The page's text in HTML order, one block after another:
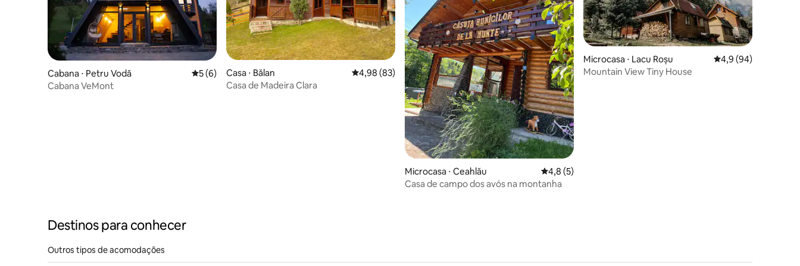
Cabana ⋅ Petru Vodă 5 de uma avaliação média de 5, 6 avaliações
5 (6)
Cabana VeMont
Casa ⋅ Bălan 4,98 de uma avaliação média de 5, 83 avaliações
4,98 (83)
Casa de Madeira Clara
Microcasa ⋅ Ceahlău 4,8 de uma avaliação média de 5, 5 avaliações
4,8 (5)
Casa de campo dos avós na montanha
Microcasa ⋅ Lacu Roșu 4,9 de uma
4,9 (94)
Mountain View Tiny House
Destinos para conhecer
Outros tipos de acomodações